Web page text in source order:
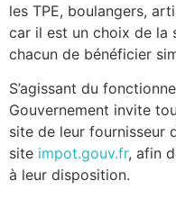
les TPE, boulangers,
car il est un choix de la
chacun de bénéficier
S’agissant du
Gouvernement invite
site de leur fournisseur
site impot.gouv.fr, afin
à leur disposition.